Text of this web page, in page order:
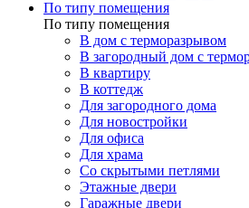
По типу помещения
По типу помещения
В дом с терморазрывом
В загородный дом с
В квартиру
В коттедж
Для загородного дома
Для новостройки
Для офиса
Для храма
Со скрытыми петлями
Этажные двери
Гаражные двери